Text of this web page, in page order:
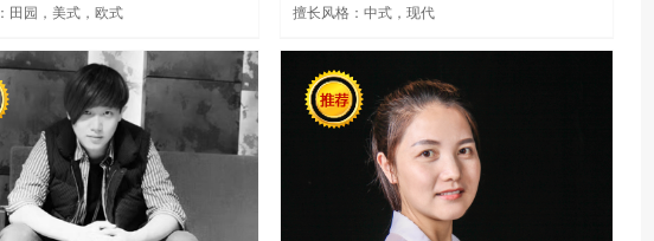
田园，美式，欧式
擅长风格：中式，现代